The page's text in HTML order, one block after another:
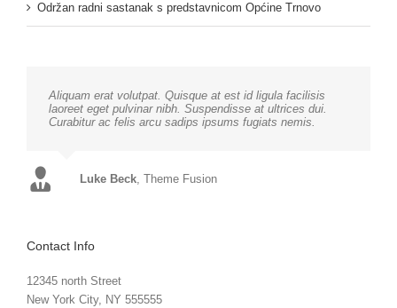
Održan radni sastanak s predstavnicom Općine Trnovo
Aliquam erat volutpat. Quisque at est id ligula facilisis
laoreet eget pulvinar nibh. Suspendisse at ultrices dui.
Curabitur ac felis arcu sadips ipsums fugiats nemis.
Luke Beck, Theme Fusion
Contact Info
12345 north Street
New York City, NY 555555